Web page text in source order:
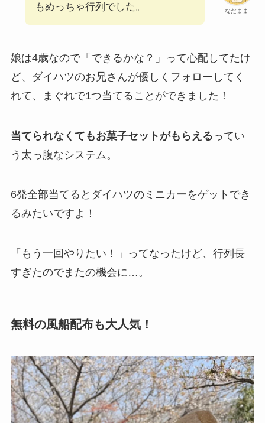
なだまま
もめっちゃ行列でした。
娘は4歳なので「できるかな？」って心配してたけ
ど、ダイハツのお兄さんが優しくフォローしてく
れて、まぐれで1つ当てることができました！
当てられなくてもお菓子セットがもらえるってい
う太っ腹なシステム。
6発全部当てるとダイハツのミニカーをゲットでき
るみたいですよ！
「もう一回やりたい！」ってなったけど、行列長
すぎたのでまたの機会に…。
無料の風船配布も大人気！